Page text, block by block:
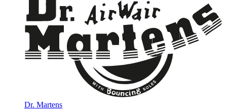
Dr. Martens